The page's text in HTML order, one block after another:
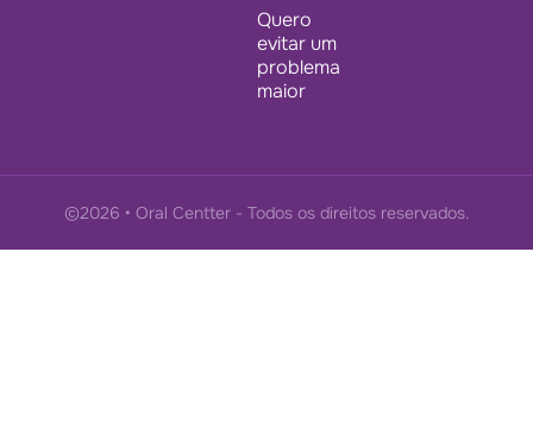
Quero
evitar um
problema
maior
©2026 • Oral Centter - Todos os direitos reservados.